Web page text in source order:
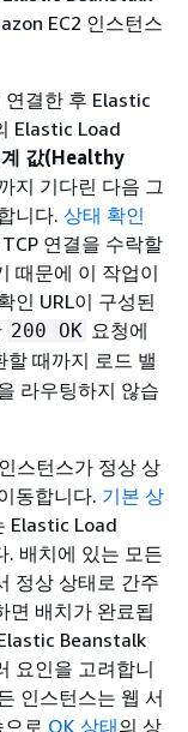
EC2 인스턴스
결한 후 Elastic
Elastic Load
계 값(Healthy
지 기다린 다음 그
니다. 상태 확인
연결을 수락할
때문에 이 작업이
인 URL이 구성된
200 OK 요청에
때까지 로드 밸
라우팅하지 않습
스턴스가 정상 상
동합니다. 기본 상
Elastic Load
. 배치에 있는 모든
정상 상태로 간주
면 배치가 완료됩
Beanstalk
요인을 고려합니
인스턴스는 웹 서
로 OK 상태의 상